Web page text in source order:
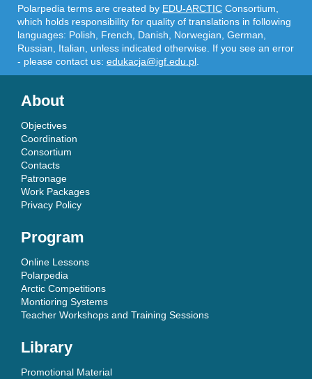
Polarpedia terms are created by EDU-ARCTIC Consortium,
which holds responsibility for quality of translations in following
languages: Polish, French, Danish, Norwegian, German,
Russian, Italian, unless indicated otherwise. If you see an error
- please contact us: edukacja@igf.edu.pl
About
Objectives
Coordination
Consortium
Contacts
Patronage
Work Packages
Privacy Policy
Program
Online Lessons
Polarpedia
Arctic Competitions
Montioring Systems
Teacher Workshops and Training Sessions
Library
Promotional Material